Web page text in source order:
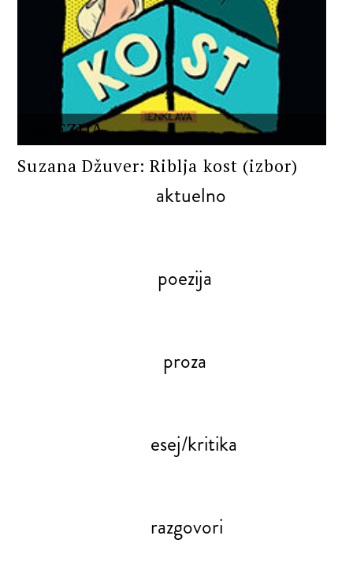
POEZIJA
Suzana Džuver: Riblja kost (izbor)
aktuelno
poezija
proza
esej/kritika
razgovori